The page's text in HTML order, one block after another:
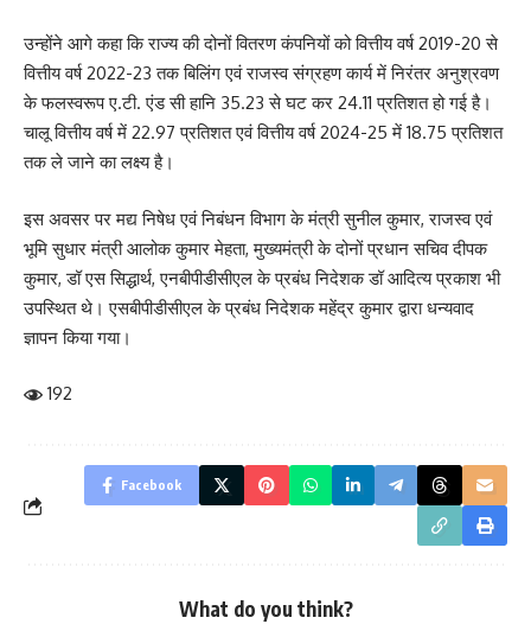
उन्होंने आगे कहा कि राज्य की दोनों वितरण कंपनियों को वित्तीय वर्ष 2019-20 से
वित्तीय वर्ष 2022-23 तक बिलिंग एवं राजस्व संग्रहण कार्य में निरंतर अनुश्रवण
के फलस्वरूप ए.टी. एंड सी हानि 35.23 से घट कर 24.11 प्रतिशत हो गई है।
चालू वित्तीय वर्ष में 22.97 प्रतिशत एवं वित्तीय वर्ष 2024-25 में 18.75 प्रतिशत
तक ले जाने का लक्ष्य है।
इस अवसर पर मद्य निषेध एवं निबंधन विभाग के मंत्री सुनील कुमार, राजस्व एवं
भूमि सुधार मंत्री आलोक कुमार मेहता, मुख्यमंत्री के दोनों प्रधान सचिव दीपक
कुमार, डॉ एस सिद्धार्थ, एनबीपीडीसीएल के प्रबंध निदेशक डॉ आदित्य प्रकाश भी
उपस्थित थे। एसबीपीडीसीएल के प्रबंध निदेशक महेंद्र कुमार द्वारा धन्यवाद
ज्ञापन किया गया।
192
Facebook
What do you think?